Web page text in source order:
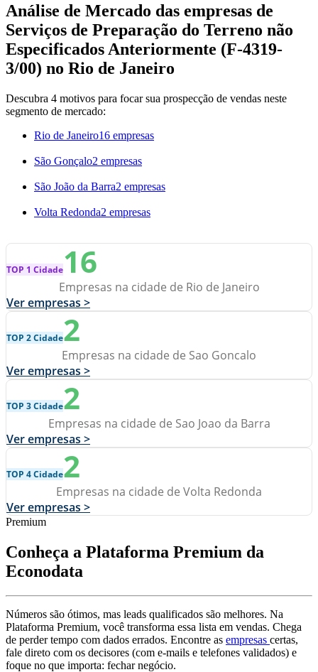
Análise de Mercado das empresas de
Serviços de Preparação do Terreno não
Especificados Anteriormente (F-4319-
3/00) no Rio de Janeiro
Descubra 4 motivos para focar sua prospecção de vendas neste
segmento de mercado:
Rio de Janeiro16 empresas
São Gonçalo2 empresas
São João da Barra2 empresas
Volta Redonda2 empresas
TOP 1 Cidade16
Empresas na cidade de Rio de Janeiro
Ver empresas >
TOP 2 Cidade2
Empresas na cidade de Sao Goncalo
Ver empresas >
TOP 3 Cidade2
Empresas na cidade de Sao Joao da Barra
Ver empresas >
TOP 4 Cidade2
Empresas na cidade de Volta Redonda
Ver empresas >
Premium
Conheça a Plataforma Premium da
Econodata
Números são ótimos, mas leads qualificados são melhores. Na
Plataforma Premium, você transforma essa lista em vendas. Chega
de perder tempo com dados errados. Encontre as empresas certas,
fale direto com os decisores (com e-mails e telefones validados) e
foque no que importa: fechar negócio.